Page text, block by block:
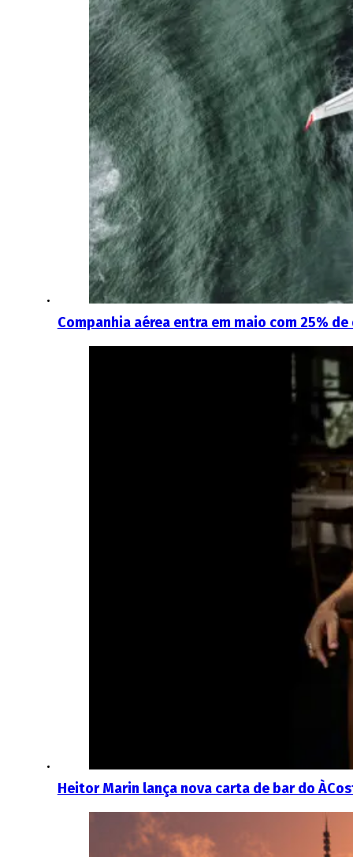
Companhia aérea entra em maio com 25%
Heitor Marin lança nova carta de bar do